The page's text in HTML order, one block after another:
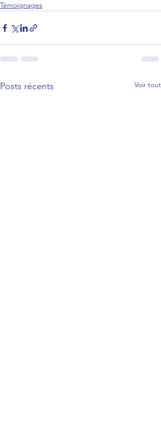
Témoignages
Posts récents Voir tout